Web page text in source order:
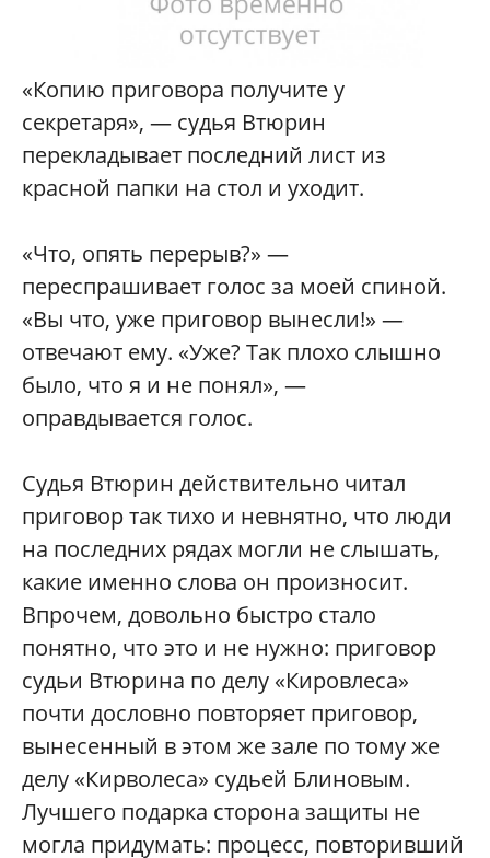
«Копию приговора получите у
секретаря», — судья Втюрин
перекладывает последний лист из
красной папки на стол и уходит.
«Что, опять перерыв?» —
переспрашивает голос за моей спиной.
«Вы что, уже приговор вынесли!» —
отвечают ему. «Уже? Так плохо слышно
было, что я и не понял», —
оправдывается голос.
Судья Втюрин действительно читал
приговор так тихо и невнятно, что люди
на последних рядах могли не слышать,
какие именно слова он произносит.
Впрочем, довольно быстро стало
понятно, что это и не нужно: приговор
судьи Втюрина по делу «Кировлеса»
почти дословно повторяет приговор,
вынесенный в этом же зале по тому же
делу «Кирволеса» судьей Блиновым.
Лучшего подарка сторона защиты не
могла придумать: процесс, повторивший